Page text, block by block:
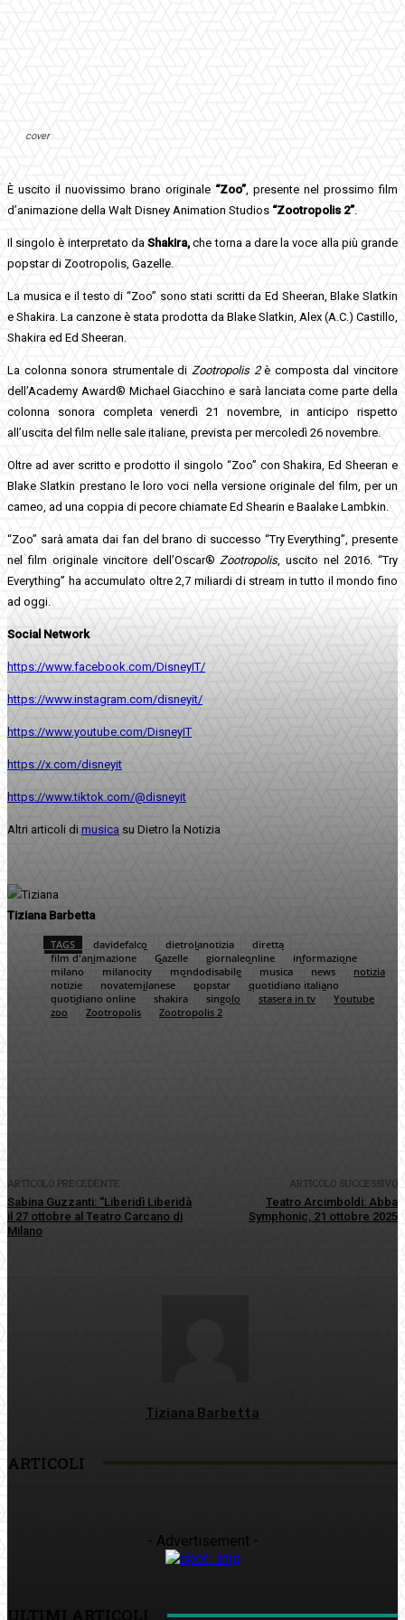
cover
È uscito il nuovissimo brano originale “Zoo” , presente nel prossimo film
d’animazione della Walt Disney Animation Studios “Zootropolis 2”
Il singolo è interpretato daShakira, che torna a dare la voce alla più grande
popstar di Zootropolis, Gazelle.
La musica e il testo di “Zoo” sono stati scritti da Ed Sheeran, Blake Slatkin
e Shakira. La canzone è stata prodotta da Blake Slatkin, Alex (A.C.) Castillo,
Shakira ed Ed Sheeran.
La colonna sonora strumentale di Zootropolis 2è composta dal vincitore
dell’Academy Award® Michael Giacchino e sarà lanciata come parte della
colonna sonora completa venerdì 21 novembre, in anticipo rispetto
all’uscita del film nelle sale italiane, prevista per mercoledì 26 novembre.
Oltre ad aver scritto e prodotto il singolo “Zoo” con Shakira, Ed Sheeran e
Blake Slatkin prestano le loro voci nella versione originale del film, per un
cameo, ad una coppia di pecore chiamate Ed Shearin e Baalake Lambkin.
“Zoo” sarà amata dai fan del brano di successo “Try Everything”, presente
nel film originale vincitore dell’Oscar® Zootropolis, uscito nel 2016. “Try
Everything” ha accumulato oltre 2,7 miliardi di stream in tutto il mondo fino
ad oggi.
Social Network
https://www.facebook.com/DisneyIT/
https://www.instagram.com/disneyit/
https://www.youtube.com/DisneyIT
https://x.com/disneyit
https://www.tiktok.com/@disneyit
Altri articoli di musica su Dietro la Notizia
Tiziana Barbetta
TAGS davidefalco dietrolanotizia
diretta
film d'animazione
Gazelle giornaleonline
informazione
milano
milanocity mondodisabile musica news
notizia
notizie
novatemilanese popstar
quotidiano italiano
quotidiano online
shakira singolo stasera in tv
Youtube
zoo
Zootropolis Zootropolis 2
ARTICOLO PRECEDENTE
Sabina Guzzanti: “Liberidì Liberidà
il 27 ottobre al Teatro Carcano di
Milano
ARTICOLO SUCCESSIVO
Teatro Arcimboldi: Abba
Symphonic, 21 ottobre 2025
Tiziana Barbetta
ARTICOLI
- Advertisement -